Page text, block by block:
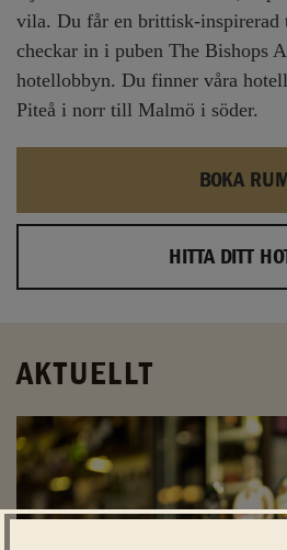
vila. Du får en brittisk-inspirerad
checkar in i puben The Bishops
hotellobbyn. Du finner våra
Piteå i norr till Malmö i söder.
BOKA RUM
HITTA DITT
AKTUELLT